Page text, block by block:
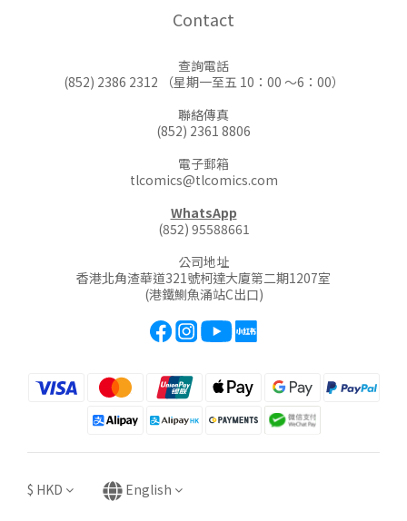
Contact
查詢電話
(852) 2386 2312 （星期一至五 10：00 ～6：00）
聯絡傳真
(852) 2361 8806
電子郵箱
tlcomics@tlcomics.com
WhatsApp
(852) 95588661
公司地址
香港北角渣華道321號柯達大廈第二期1207室
(港鐵鰂魚涌站C出口)
$ HKD English